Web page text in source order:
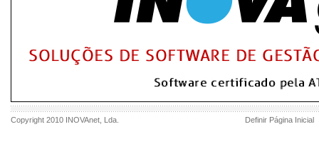
Copyright 2010 INOVAnet , Lda. Definir Página Inicial